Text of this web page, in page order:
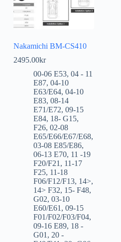
Nakamichi BM-CS410
2495.00kr
00-06 E53,04 - 11
E87,04-10
E63/E64,04-10
E83,08-14
E71/E72,09-15
E84, 18- G15,
F26,02-08
E65/E66/E67/E68,
03-08 E85/E86,
06-13 E70, 11 -19
F20/F21 , 11-17
F25, 11-18
F06/F12/F13, 14>,
14> F32, 15- F48,
G02,03-10
E60/E61 ,09-15
F01/F02/F03/F04,
09-16 E89, 18 -
G01 , 20 -